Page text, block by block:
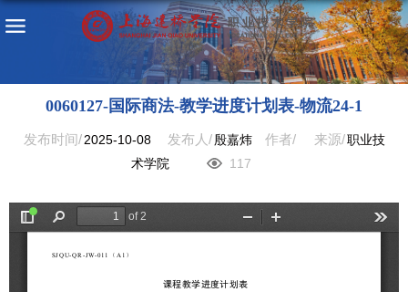
0060127-国际商法-教学进度计划表-物流24-1
发布时间/ 2025-10-08 发布人/ 殷嘉炜 作者/ 来源/职业技
术学院
117